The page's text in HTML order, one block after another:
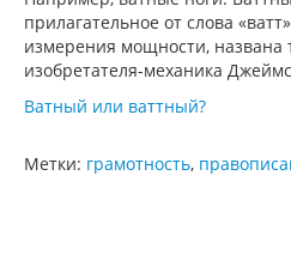
прилагательное от слова
измерения мощности, названа
изобретателя-механика
Ватный или ваттный?
Метки: грамотность,